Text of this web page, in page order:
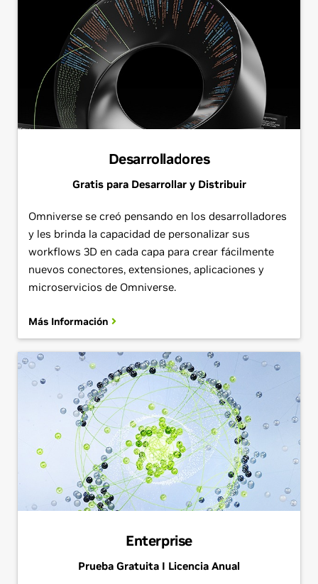
Desarrolladores
Gratis para Desarrollar y Distribuir
Omniverse se creó pensando en los desarrolladores
y les brinda la capacidad de personalizar sus
workflows 3D en cada capa para crear fácilmente
nuevos conectores, extensiones, aplicaciones y
microservicios de Omniverse.
Más Información
Enterprise
Prueba Gratuita I Licencia Anual